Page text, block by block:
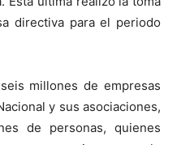
directiva para el periodo
millones de empresas
y sus asociaciones,
de personas, quienes